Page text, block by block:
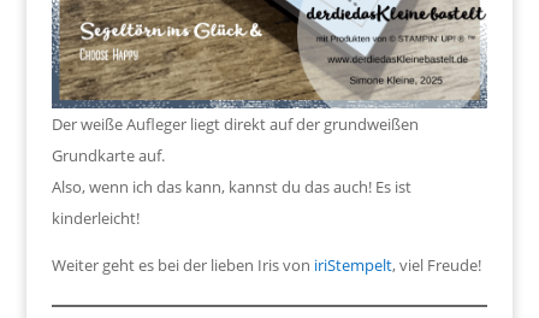
Der weiße Aufleger liegt direkt auf der grundweißen
Grundkarte auf.
Also, wenn ich das kann, kannst du das auch! Es ist
kinderleicht!
Weiter geht es bei der lieben Iris von iriStempelt, viel Freude!